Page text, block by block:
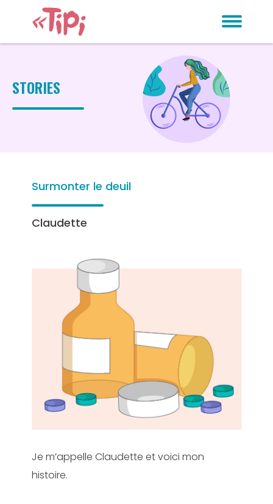
STORIES
Surmonter le deuil
Claudette
Je m’appelle Claudette et voici mon
histoire.